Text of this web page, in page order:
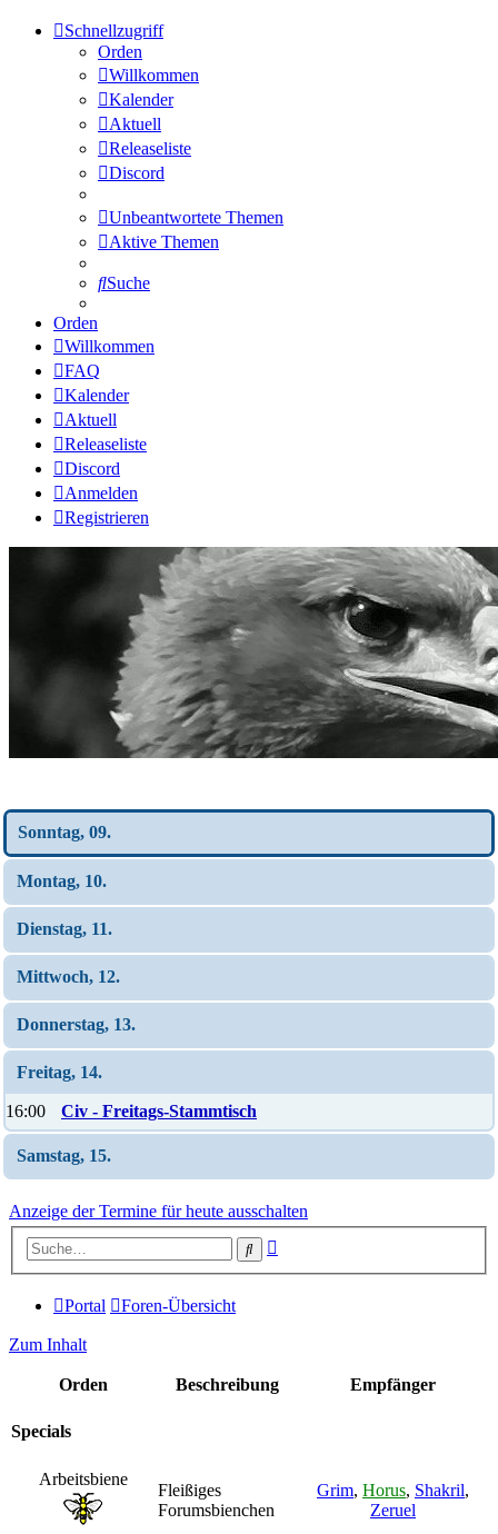
Schnellzugriff
Orden
Willkommen
Kalender
Aktuell
Releaseliste
Discord
Unbeantwortete Themen
Aktive Themen
Suche
Orden
Willkommen
FAQ
Kalender
Aktuell
Releaseliste
Discord
Anmelden
Registrieren
Sonntag, 09.
Montag, 10.
Dienstag, 11.
Mittwoch, 12.
Donnerstag, 13.
Freitag, 14.
16:00 Civ - Freitags-Stammtisch
Samstag, 15.
Anzeige der Termine für heute ausschalten
Suche
Portal Foren-Übersicht
Zum Inhalt
Orden Beschreibung Empfänger
Specials
Arbeitsbiene
Fleißiges
Forumsbienchen
Grim, Horus, Shakril,
Zeruel